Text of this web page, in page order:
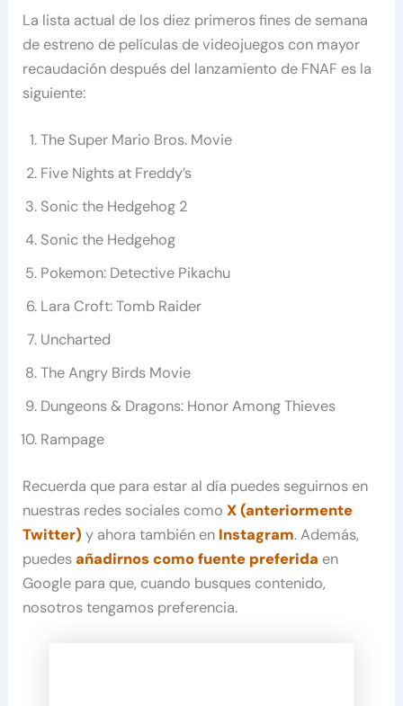
La lista actual de los diez primeros fines de semana
de estreno de películas de videojuegos con mayor
recaudación después del lanzamiento de FNAF es la
siguiente:
The Super Mario Bros. Movie
Five Nights at Freddy’s
Sonic the Hedgehog 2
Sonic the Hedgehog
Pokemon: Detective Pikachu
Lara Croft: Tomb Raider
Uncharted
The Angry Birds Movie
Dungeons & Dragons: Honor Among Thieves
Rampage
Recuerda que para estar al día puedes seguirnos en
nuestras redes sociales comoX (anteriormente
Twitter) y ahora también en Instagram. Además,
puedesañadirnos como fuente preferida en
Google para que, cuando busques contenido,
nosotros tengamos preferencia.